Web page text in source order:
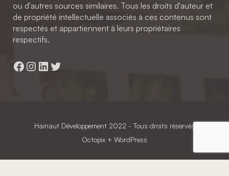
ou d'autres sources similaires. Tous les droits d'auteur et
de propriété intellectuelle associés à ces contenus sont
respectés et appartiennent à leurs propriétaires
respectifs.
Facebook
Instagram
LinkedIn
Twitter
Hainaut Développement 2022 - Tous droits réservés
Octopix + WordPress